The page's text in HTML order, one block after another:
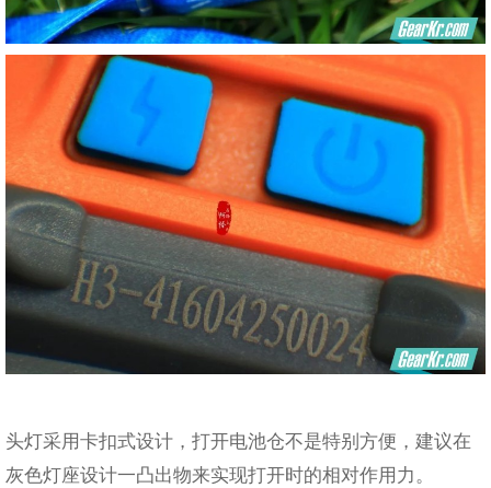
头灯采用卡扣式设计，打开电池仓不是特别方便，建议在
灰色灯座设计一凸出物来实现打开时的相对作用力。